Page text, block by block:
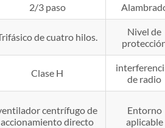
2/3 paso
de cuatro hilos.
Nivel de
Clase H
de radio
centrífugo de
accionamiento directo
Entorno
aplicable